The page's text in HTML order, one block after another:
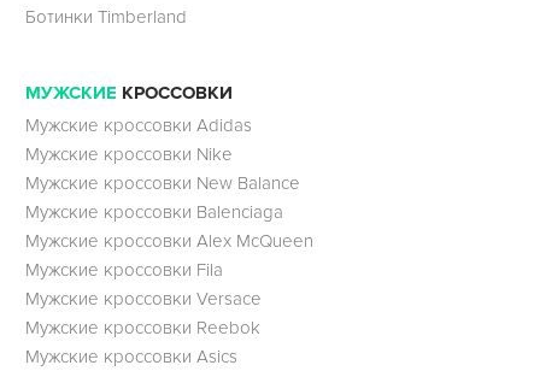
Ботинки Timberland
МУЖСКИЕ КРОССОВКИ
Мужские кроссовки Adidas
Мужские кроссовки Nike
Мужские кроссовки New Balance
Мужские кроссовки Balenciaga
Мужские кроссовки Alex McQueen
Мужские кроссовки Fila
Мужские кроссовки Versace
Мужские кроссовки Reebok
Мужские кроссовки Asics